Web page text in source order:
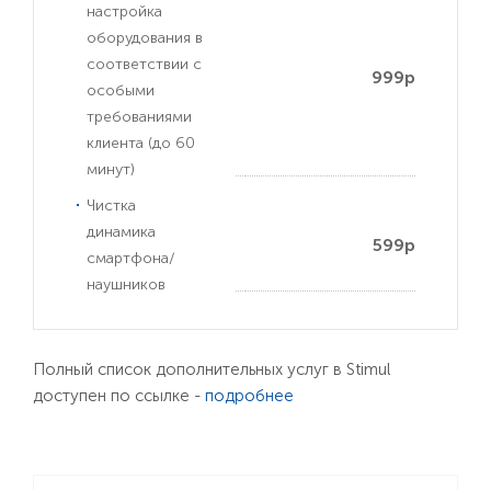
настройка
оборудования в
соответствии с
особыми
требованиями
клиента (до 60
минут)
999р
Чистка
динамика
смартфона/
наушников
599р
Полный список дополнительных услуг в Stimul
доступен по ссылке - подробнее